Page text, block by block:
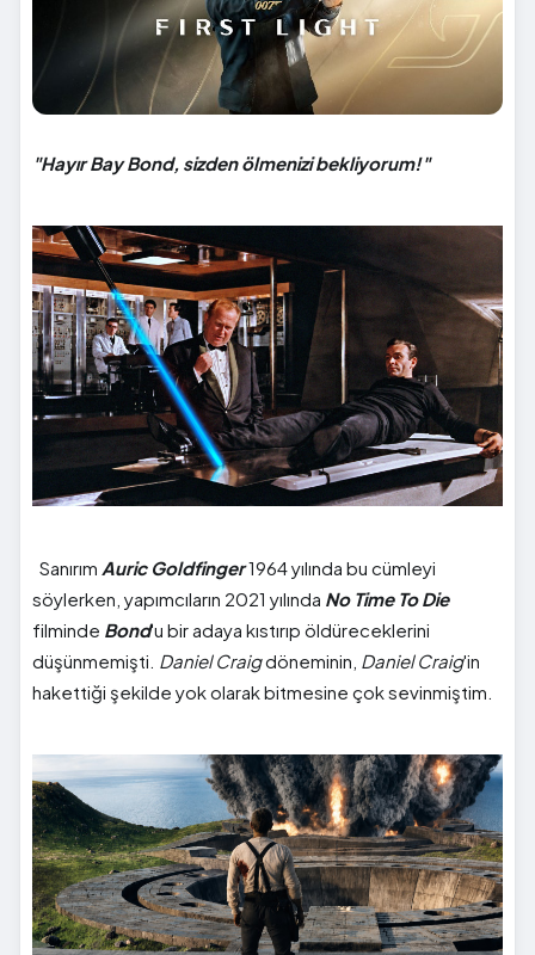
"Hayır Bay Bond, sizden ölmenizi bekliyorum!"
Sanırım Auric Goldfinger1964 yılında bu cümleyi
söylerken, yapımcıların 2021 yılında No Time To Die
filminde Bond'u bir adaya kıstırıp öldüreceklerini
düşünmemişti. Daniel Craigdöneminin, Daniel Craig'in
hakettiği şekilde yok olarak bitmesine çok sevinmiştim.